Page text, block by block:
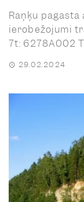
Raņķu
ierobežojumi
7t: 6278A002
29.02.2024